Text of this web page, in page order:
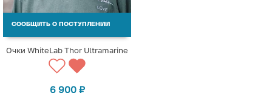
СООБЩИТЬ О ПОСТУПЛЕНИИ
Очки WhiteLab Thor Ultramarine
6 900 ₽